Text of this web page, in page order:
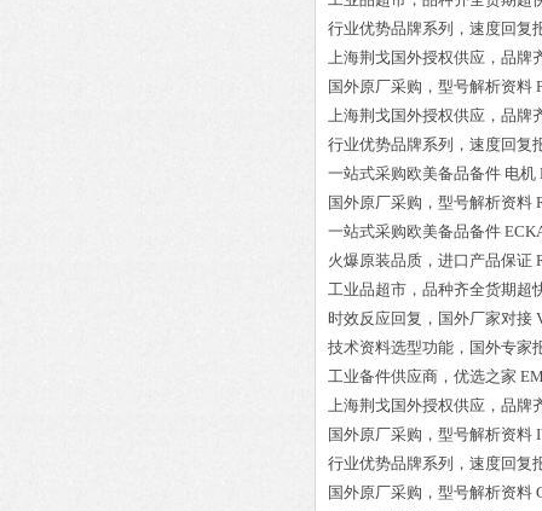
行业优势品牌系列，速度回复
上海荆戈国外授权供应，品牌
国外原厂采购，型号解析资料
上海荆戈国外授权供应，品牌
行业优势品牌系列，速度回复
一站式采购欧美备品备件 电机
国外原厂采购，型号解析资料
一站式采购欧美备品备件
火爆原装品质，进口产品保证
工业品超市，品种齐全货期超
时效反应回复，国外厂家对接
技术资料选型功能，国外专家
工业备件供应商，优选之家
上海荆戈国外授权供应，品牌
国外原厂采购，型号解析资料
行业优势品牌系列，速度回复
国外原厂采购，型号解析资料